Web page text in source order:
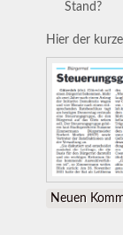
Stand?
Hier der
Neuen